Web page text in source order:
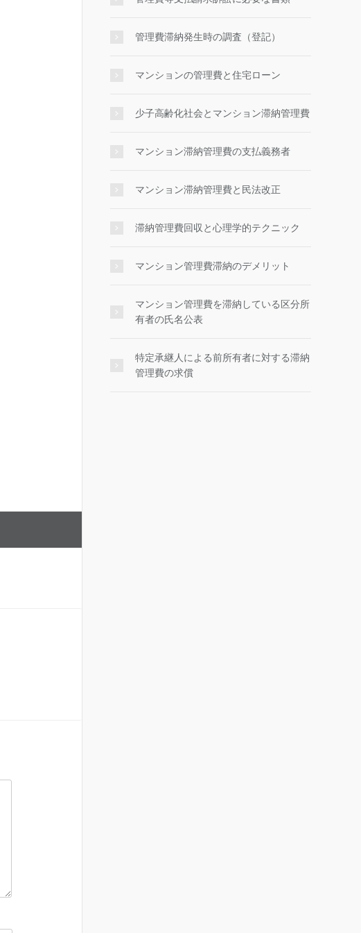
管理費滞納発生時の調査（登記）
マンションの管理費と住宅ローン
少子高齢化社会とマンション滞納管理費
マンション滞納管理費の支払義務者
マンション滞納管理費と民法改正
滞納管理費回収と心理学的テクニック
マンション管理費滞納のデメリット
マンション管理費を滞納している区分所
有者の氏名公表
特定承継人による前所有者に対する滞納
管理費の求償